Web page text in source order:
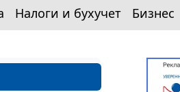
Налоги и бухучет Бизнес